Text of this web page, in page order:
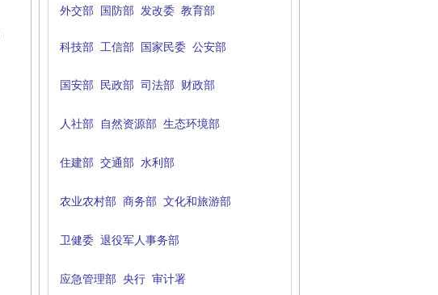
外交部 国防部 发改委 教育部
科技部 工信部 国家民委 公安部
国安部 民政部 司法部 财政部
人社部 自然资源部 生态环境部
住建部 交通部 水利部
农业农村部 商务部 文化和旅游部
卫健委 退役军人事务部
应急管理部 央行 审计署